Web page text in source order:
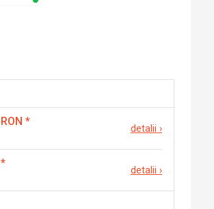
*
detalii ›
*
detalii ›